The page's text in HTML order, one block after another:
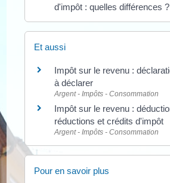
d'impôt : quelles différences ?
Et aussi
Impôt sur le revenu :
à déclarer
Argent - Impôts - Consommation
Impôt sur le revenu :
réductions et crédits d'impôt
Argent - Impôts - Consommation
Pour en savoir plus